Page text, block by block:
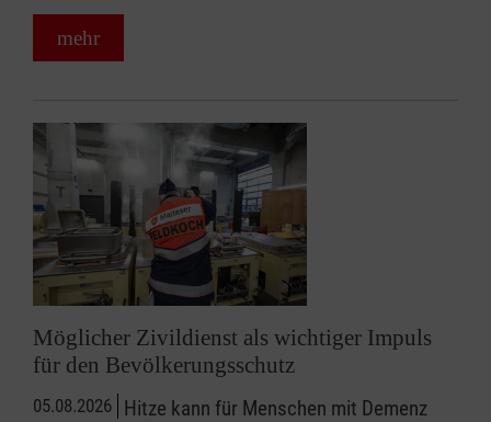
mehr
Möglicher Zivildienst als wichtiger Impuls
für den Bevölkerungsschutz
05.08.2026 Hitze kann für Menschen mit Demenz